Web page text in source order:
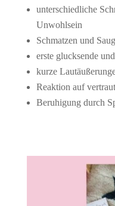
unterschiedliche
Unwohlsein
Schmatzen und
erste glucksende
kurze
Reaktion auf
Beruhigung durch